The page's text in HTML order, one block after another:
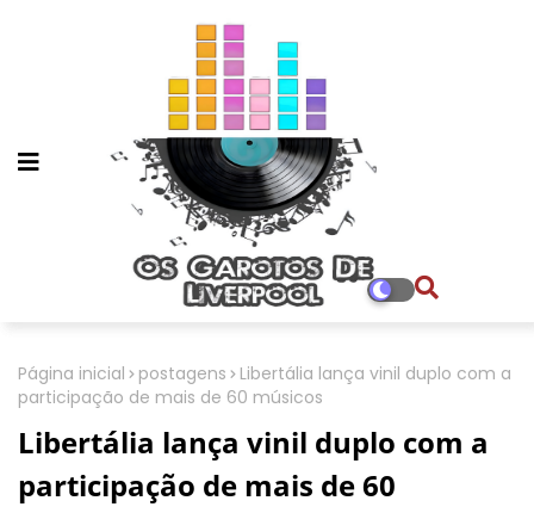
Página inicial postagens
Libertália lança vinil duplo com a
participação de mais de 60 músicos
Libertália lança vinil duplo com a
participação de mais de 60